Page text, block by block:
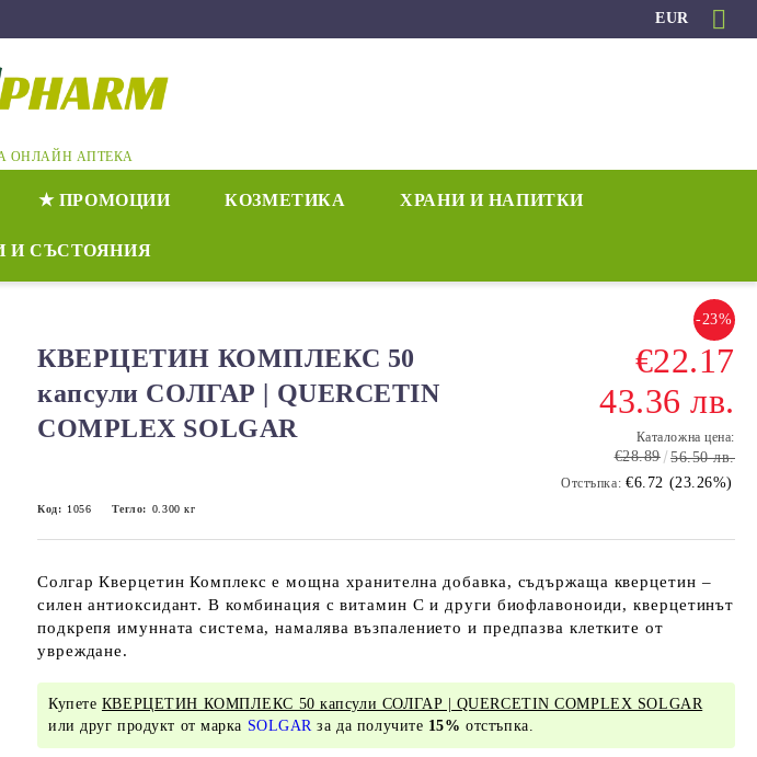
EUR
ОНЛАЙН АПТЕКА
★ ПРОМОЦИИ КОЗМЕТИКА ХРАНИ И НАПИТКИ
И СЪСТОЯНИЯ
КВЕРЦЕТИН КОМПЛЕКС 50
капсули СОЛГАР | QUERCETIN
COMPLEX SOLGAR
-23%
€22.17
43.36 лв.
Каталожна цена:
€28.89 56.50 лв.
Отстъпка: €6.72 (23.26%)
Код: 1056 Тегло: 0.300 кг
Солгар Кверцетин Комплекс е мощна хранителна добавка, съдържаща кверцетин –
силен антиоксидант. В комбинация с витамин C и други биофлавоноиди, кверцетинът
подкрепя имунната система, намалява възпалението и предпазва клетките от
увреждане.
Купете КВЕРЦЕТИН КОМПЛЕКС 50 капсули СОЛГАР | QUERCETIN COMPLEX SOLGAR
или друг продукт от марка SOLGARза да получите 15% отстъпка.